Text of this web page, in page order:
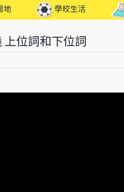
地 學校生活
位詞和下位詞